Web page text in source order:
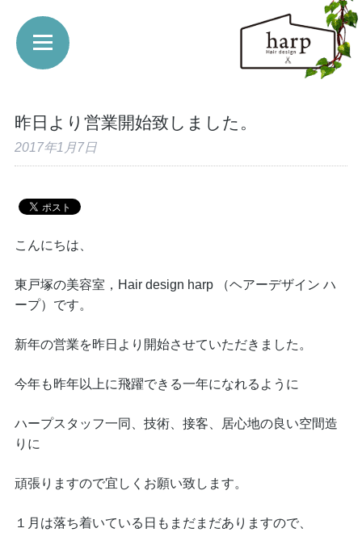
昨日より営業開始致しました。
2017年1月7日
こんにちは、
東戸塚の美容室，Hair design harp （ヘアーデザイン ハ
ープ）です。
新年の営業を昨日より開始させていただきました。
今年も昨年以上に飛躍できる一年になれるように
ハープスタッフ一同、技術、接客、居心地の良い空間造
りに
頑張りますので宜しくお願い致します。
１月は落ち着いている日もまだまだありますので、